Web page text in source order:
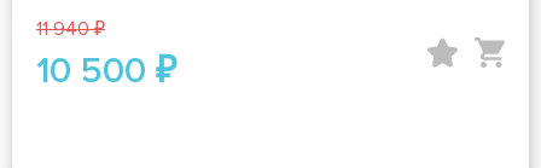
11 940 ₽
10 500 ₽